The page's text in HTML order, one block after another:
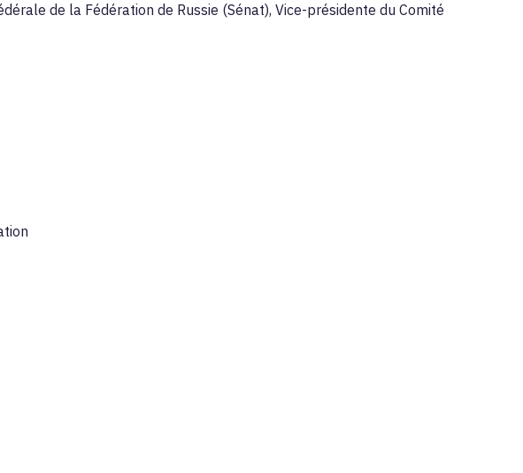
de la Fédération de Russie (Sénat), Vice-présidente du Comité